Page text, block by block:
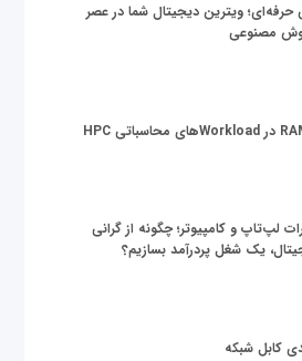
ویترین دیجیتال شما در عصر
مصنوعی
لپ‌تاپ و کامپیوتر؛ چگونه از گرانی
یک شغل پردرآمد بسازیم؟
کابل شبکه